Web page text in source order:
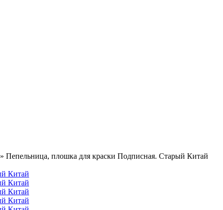
» Пепельница, плошка для краски Подписная. Старый Китай